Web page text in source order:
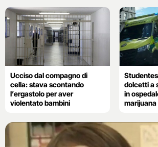
Ucciso dal compagno di
cella: stava scontando
l’ergastolo per aver
violentato bambini
dolcetti a
in
marijuana